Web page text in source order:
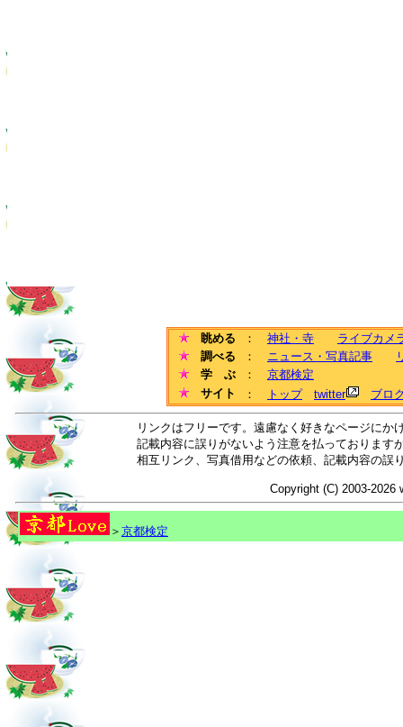
眺める ： 神社・寺
ライブカメ
調べる
： ニュース・写真記事
学 ぶ
： 京都検定
サイト
： トップ twitter ブロ
リンクはフリーです。遠慮なく好きなページに
記載内容に誤りがないよう注意を払っております
相互リンク、写真借用などの依頼、記載内容の誤
Copyright (C) 2003-2026
＞ 京都検定